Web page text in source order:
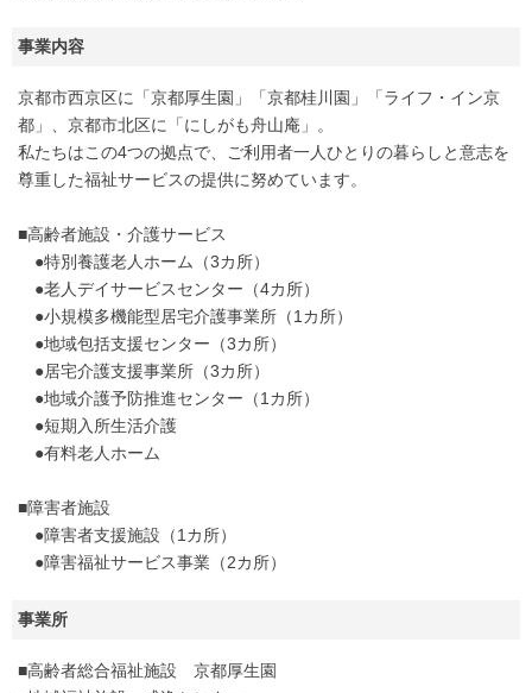
事業内容
京都市西京区に「京都厚生園」「京都桂川園」「ライフ・イン京
都」、京都市北区に「にしがも舟山庵」。
私たちはこの4つの拠点で、ご利用者一人ひとりの暮らしと意志を
尊重した福祉サービスの提供に努めています。
■高齢者施設・介護サービス
●特別養護老人ホーム（3カ所）
●老人デイサービスセンター（4カ所）
●小規模多機能型居宅介護事業所（1カ所）
●地域包括支援センター（3カ所）
●居宅介護支援事業所（3カ所）
●地域介護予防推進センター（1カ所）
●短期入所生活介護
●有料老人ホーム
■障害者施設
●障害者支援施設（1カ所）
●障害福祉サービス事業（2カ所）
事業所
■高齢者総合福祉施設 京都厚生園